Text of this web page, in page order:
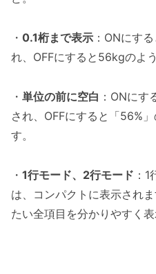
・ 0.1桁まで表示 ：ONにす
れ、OFFにすると56kgのよ
・ 単位の前に空白 ：ONに
され、OFFにすると「56%
す。
・ 1行モード、2行モード ：
は、コンパクトに表示され
たい全項目を分かりやすく表